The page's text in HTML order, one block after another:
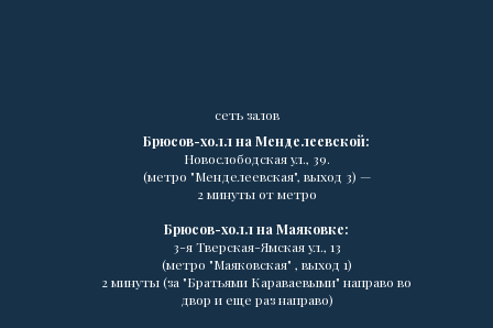
Брюсов-холл на Менделеевской:
Новослободская ул., 39.
(метро "Менделеевская", выход 3) —
2 минуты от метро
Брюсов-холл на Маяковке:
3-я Тверская-Ямская ул., 13
(метро "Маяковская" , выход 1)
2 минуты (за "Братьями Караваевыми" направо во
двор и еще раз направо)
сеть залов